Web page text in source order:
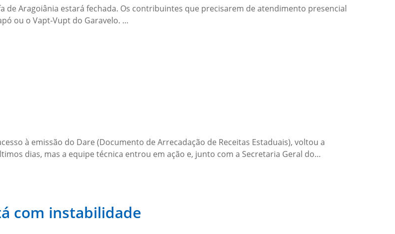
de Aragoiânia estará fechada. Os contribuintes que precisarem de atendimento presencial
ou o Vapt-Vupt do Garavelo. …
à emissão do Dare (Documento de Arrecadação de Receitas Estaduais), voltou a
dias, mas a equipe técnica entrou em ação e, junto com a Secretaria Geral do…
com instabilidade